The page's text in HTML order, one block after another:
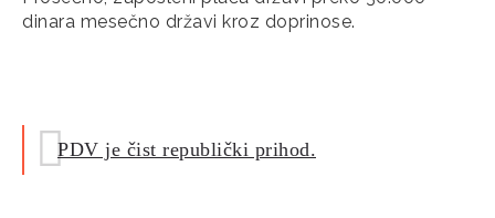
dinara mesečno državi kroz doprinose.
PDV je čist republički prihod.